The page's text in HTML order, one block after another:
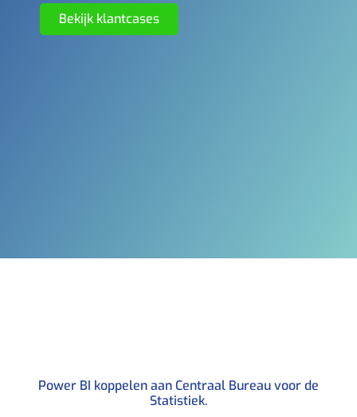
Bekijk klantcases
Power BI koppelen aan Centraal Bureau voor de
Statistiek.​